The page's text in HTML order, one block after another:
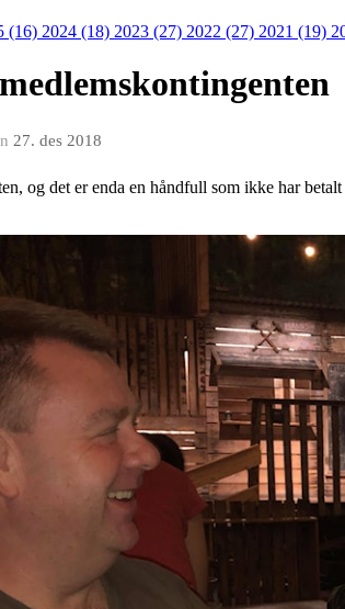
(16) 2024 (18) 2023 (27) 2022 (27) 2021 (19)
27. des 2018
og det er enda en håndfull som ikke har